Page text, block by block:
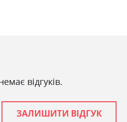
дуб крафт
мінімалізм, модерн
відгуків.
ЗАЛИШИТИ ВІДГУК